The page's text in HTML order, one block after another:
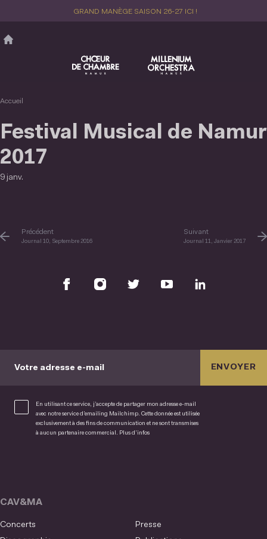
principal
GRAND MANÈGE SAISON 26-27 ICI !
Accueil
Festival Musical de Namur
2017
9 janv.
Précédent
Journal 10, Septembre 2016
Suivant
Journal 11, Janvier 2017
Votre adresse e-mail
En utilisant ce service, j’accepte de partager mon adresse e-mail
avec notre service d’emailing Mailchimp. Cette donnée est utilisée
exclusivement à des fins de communication et ne sont transmises
à aucun partenaire commercial. Plus d’infos
ENVOYER
CAV&MA
Concerts
Presse